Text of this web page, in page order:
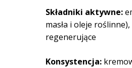
Składniki aktywne:
masła i oleje
regenerujące
Konsystencja: